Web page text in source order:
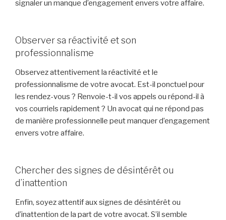
signaler un manque d’engagement envers votre affaire.
Observer sa réactivité et son
professionnalisme
Observez attentivement la réactivité et le
professionnalisme de votre avocat. Est-il ponctuel pour
les rendez-vous ? Renvoie-t-il vos appels ou répond-il à
vos courriels rapidement ? Un avocat qui ne répond pas
de manière professionnelle peut manquer d’engagement
envers votre affaire.
Chercher des signes de désintérêt ou
d’inattention
Enfin, soyez attentif aux signes de désintérêt ou
d’inattention de la part de votre avocat. S’il semble